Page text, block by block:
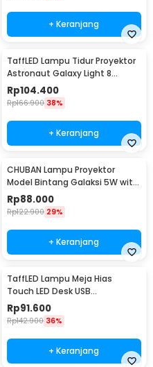
+ Keranjang
TaffLED Lampu Tidur Proyektor
Astronaut Galaxy Light 8
Colors 5W 240V - HD481
Rp104.400
Rp166.900 38%
+ Keranjang
CHUBAN Lampu Proyektor
Model Bintang Galaksi 5W with
Remote Control - HR-F3
Rp88.000
Rp122.900 29%
+ Keranjang
TaffLED Lampu Meja Hias
Touch LED Desk USB
Rechargeable Tri Color 3W -
J420
Rp91.600
Rp142.900 36%
+ Keranjang